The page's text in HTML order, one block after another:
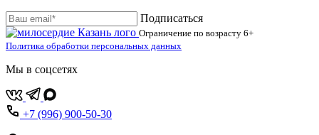
Подписаться
Ограничение по возрасту 6+
Политика обработки персональных данных
Мы в соцсетях
+7 (996) 900-50-30